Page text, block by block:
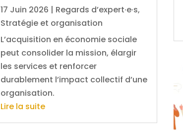
17 Juin 2026 | Regards d’expert·e·s,
Stratégie et organisation
L’acquisition en économie sociale
peut consolider la mission, élargir
les services et renforcer
durablement l’impact collectif d’une
organisation.
Lire la suite